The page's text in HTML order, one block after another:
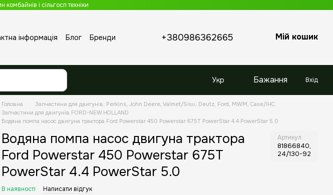
і сільгосп техніки
інформація Блог
Бренди
+380986362665 Мій кошик
Укр Бажання Вхід
Головна
Запчастини для двигунів: Perkins, John Deere, Valmet/Sisu, Deutz, Ford, MWM, Case/IHC.
Запчастини для двигунів FORD-NEW HOLLAND
Водяна помпа насос двигуна трактора Ford Powerstar 450 Powerstar 675T PowerStar 4.4 PowerStar 5.0
Водяна помпа насос двигуна трактора
Ford Powerstar 450 Powerstar 675T
PowerStar 4.4 PowerStar 5.0
Артикул
81866840,
24/130-92
В наявності Написати відгук